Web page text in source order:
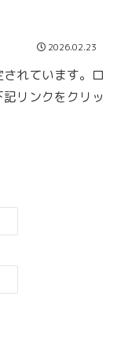
2026.02.23
れています。ロ
リンクをクリッ